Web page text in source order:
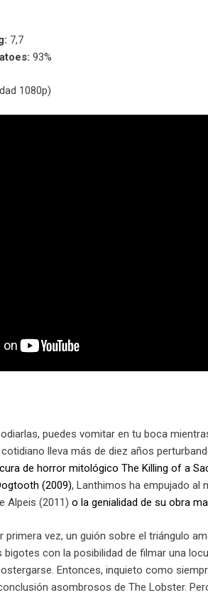
7,7
93%
1080p)
puedes vomitar en tu boca
lleva más de diez años
de horror mitológico The Killing of a
(2009), Lanthimos ha empujado al
Alpeis (2011) o la genialidad de su obra
primera vez, un guión sobre el triángulo
con la posibilidad de filmar una
Entonces, inquieto como
asombrosos de The Lobster.